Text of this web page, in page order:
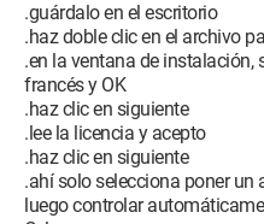
.guárdalo en el escritorio
.haz doble clic en el archivo
.en la ventana de instalación,
francés y OK
.haz clic en siguiente
.lee la licencia y acepto
.haz clic en siguiente
.ahí solo selecciona poner un
luego controlar